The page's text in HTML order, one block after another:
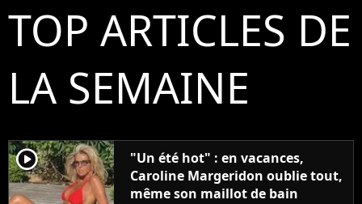
TOP ARTICLES DE
LA SEMAINE
player2
"Un été hot" : en vacances,
Caroline Margeridon oublie tout,
même son maillot de bain